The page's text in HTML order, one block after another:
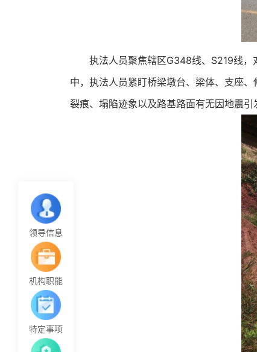
领导信息
机构职能
特定事项
执法人员聚焦辖区G348线、S219线
中，执法人员紧盯桥梁墩台、梁体、支座
裂痕、塌陷迹象以及路基路面有无因地震引